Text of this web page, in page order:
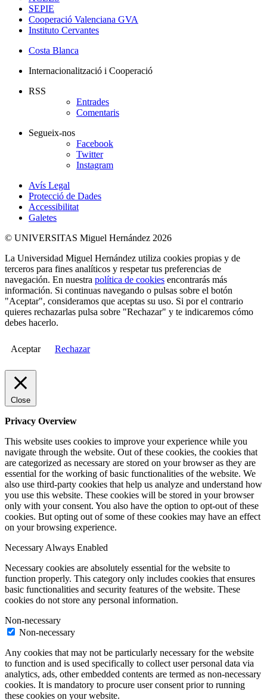
SEPIE
Cooperació Valenciana GVA
Instituto Cervantes
Costa Blanca
Internacionalització i Cooperació
RSS
Entrades
Comentaris
Segueix-nos
Facebook
Twitter
Instagram
Avís Legal
Protecció de Dades
Accessibilitat
Galetes
© UNIVERSITAS Miguel Hernández 2026
La Universidad Miguel Hernández utiliza cookies propias y de
terceros para fines analíticos y respetar tus preferencias de
navegación. En nuestra política de cookies encontrarás más
información. Si continuas navegando o pulsas sobre el botón
"Aceptar", consideramos que aceptas su uso. Si por el contrario
quieres rechazarlas pulsa sobre "Rechazar" y te indicaremos cómo
debes hacerlo.
Aceptar Rechazar
Close
Privacy Overview
This website uses cookies to improve your experience while you
navigate through the website. Out of these cookies, the cookies that
are categorized as necessary are stored on your browser as they are
essential for the working of basic functionalities of the website. We
also use third-party cookies that help us analyze and understand how
you use this website. These cookies will be stored in your browser
only with your consent. You also have the option to opt-out of these
cookies. But opting out of some of these cookies may have an effect
on your browsing experience.
Necessary Always Enabled
Necessary cookies are absolutely essential for the website to
function properly. This category only includes cookies that ensures
basic functionalities and security features of the website. These
cookies do not store any personal information.
Non-necessary
Non-necessary
Any cookies that may not be particularly necessary for the website
to function and is used specifically to collect user personal data via
analytics, ads, other embedded contents are termed as non-necessary
cookies. It is mandatory to procure user consent prior to running
these cookies on your website.